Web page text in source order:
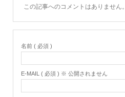
この記事へのコメントはありません。
名前 ( 必須 )
E-MAIL ( 必須 ) ※ 公開されません